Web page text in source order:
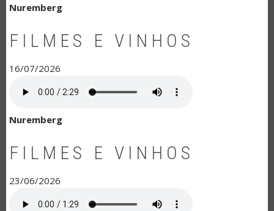
Nuremberg
FILMES E VINHOS
16/07/2026
Nuremberg
FILMES E VINHOS
23/06/2026